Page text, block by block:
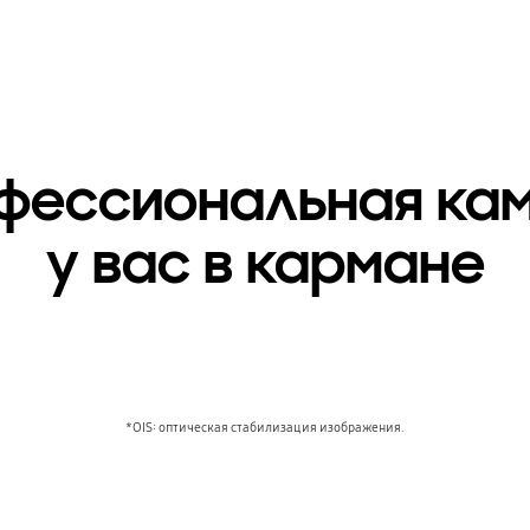
у вас в кармане
*OIS: оптическая стабилизация изображения.